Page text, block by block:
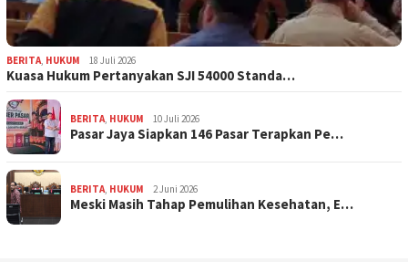
BERITA, HUKUM 18 Juli 2026
Kuasa Hukum Pertanyakan SJI 54000 Standa…
BERITA, HUKUM 10 Juli 2026
Pasar Jaya Siapkan 146 Pasar Terapkan Pe…
BERITA, HUKUM 2 Juni 2026
Meski Masih Tahap Pemulihan Kesehatan, E…